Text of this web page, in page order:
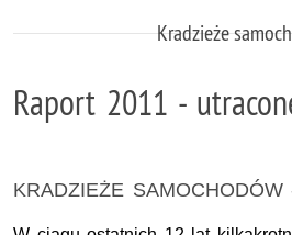
Kradzieże
Raport 2011 -
KRADZIEŻE